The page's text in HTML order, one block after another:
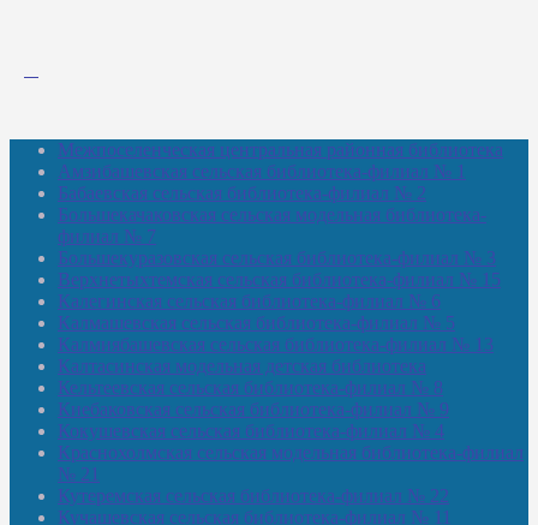
Межпоселенческая центральная районная библиотека
Амзибашевская сельская библиотека-филиал № 1
Бабаевская сельская библиотека-филиал № 2
Большекачаковская сельская модельная библиотека-
филиал № 7
Большекуразовская сельская библиотека-филиал № 3
Верхнетыхтемская сельская библиотека-филиал № 15
Калегинская сельская библиотека-филиал № 6
Калмашевская сельская библиотека-филиал № 5
Калмиябашевская сельская библиотека-филиал № 13
Калтасинская модельная детская библиотека
Кельтеевская сельская библиотека-филиал № 8
Киебаковская сельская библиотека-филиал № 9
Кокушевская сельская библиотека-филиал № 4
Краснохолмская сельская модельная библиотека-филиал
№ 21
Кутеремская сельская библиотека-филиал № 22
Кучашевская сельская библиотека-филиал № 11